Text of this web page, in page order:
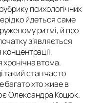
психологічних
йдеться саме
ритмі, й про
з’являється
хронічна втома.
стан часто
хто живе в
Олександра Коцюк.